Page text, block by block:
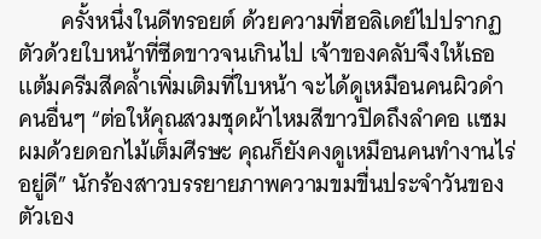
ครั้งหนึ่งในดีทรอยต์ ด้วยความที่ฮอลิเดย์ไปปรากฏ
ตัวด้วยใบหน้าที่ซีดขาวจนเกินไป เจ้าของคลับจึงให้เธอ
แต้มครีมสีคล้ำเพิ่มเติมที่ใบหน้า จะได้ดูเหมือนคนผิวดำ
คนอื่นๆ “ต่อให้คุณสวมชุดผ้าไหมสีขาวปิดถึงลำคอ แซม
ผมด้วยดอกไม้เต็มศีรษะ คุณก็ยังคงดูเหมือนคนทำงานไร่
อยู่ดี” นักร้องสาวบรรยายภาพความขมขื่นประจำวันของ
ตัวเอง